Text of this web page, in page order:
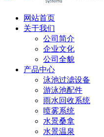
网站首页
关于我们
公司简介
企业文化
公司全貌
产品中心
泳池过滤设备
游泳池配件
雨水回收系统
喷雾系统
水景桑拿
水景温泉